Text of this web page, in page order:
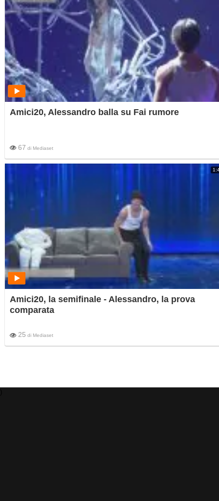
Amici20, Alessandro balla su Fai rumore
67 di Mediaset
Amici20, la semifinale - Alessandro, la prova
comparata
25 di Mediaset